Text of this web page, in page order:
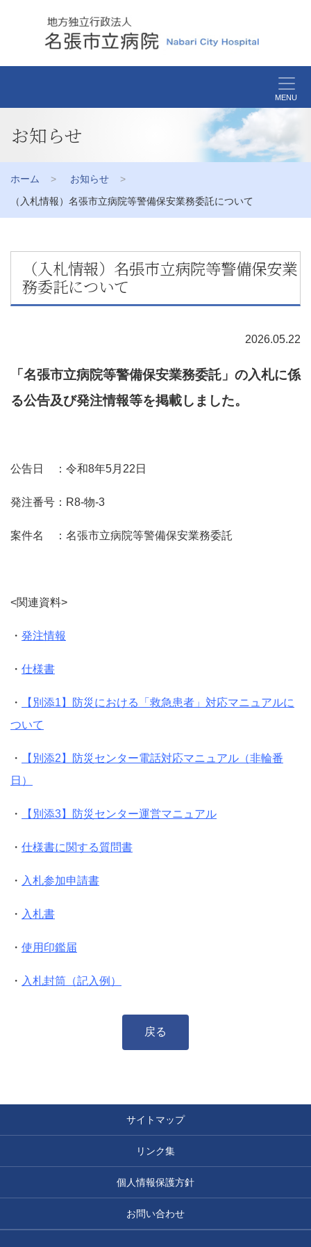
MENU
お知らせ
ホーム
お知らせ
（入札情報）名張市立病院等警備保安業務委託について
（入札情報）名張市立病院等警備保安業
務委託について
2026.05.22
「名張市立病院等警備保安業務委託」の入札に係
る公告及び発注情報等を掲載しました。
公告日 ：令和8年5月22日
発注番号：R8-物-3
案件名 ：名張市立病院等警備保安業務委託
<関連資料>
・ 発注情報
・ 仕様書
・
【別添1】防災における「救急患者」対応マニュアルに
ついて
・
【別添2】防災センター電話対応マニュアル（非輪番
日）
・ 【別添3】防災センター運営マニュアル
・ 仕様書に関する質問書
・ 入札参加申請書
・ 入札書
・ 使用印鑑届
・ 入札封筒（記入例）
戻る
サイトマップ
リンク集
個人情報保護方針
お問い合わせ